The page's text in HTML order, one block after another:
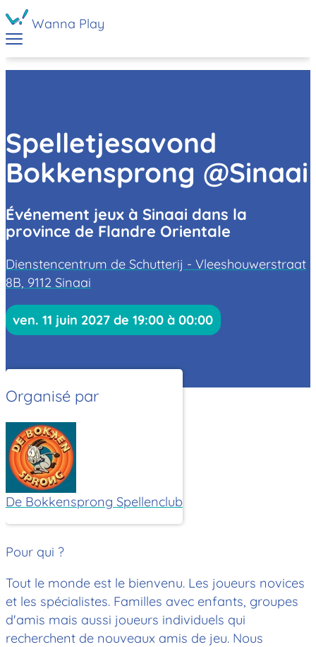
Wanna Play
Spelletjesavond
Bokkensprong @Sinaai
Événement jeux à Sinaai dans la
province de Flandre Orientale
Dienstencentrum de Schutterij - Vleeshouwerstraat
8B, 9112 Sinaai
ven. 11 juin 2027 de 19:00 à 00:00
Organisé par
De Bokkensprong Spellenclub
Pour qui ?
Tout le monde est le bienvenu. Les joueurs novices
et les spécialistes. Familles avec enfants, groupes
d'amis mais aussi joueurs individuels qui
recherchent de nouveaux amis de jeu. Nous